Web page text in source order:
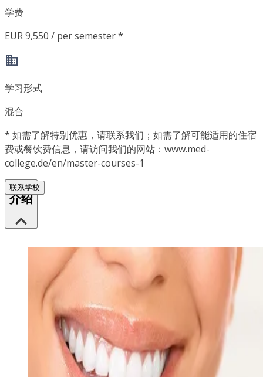
学费
EUR 9,550 / per semester *
学习形式
混合
* 如需了解特别优惠，请联系我们；如需了解可能适用的住宿
费或餐饮费信息，请访问我们的网站：www.med-
college.de/en/master-courses-1
联系学校
介绍